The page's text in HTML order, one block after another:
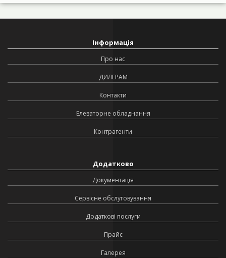
Інформація
Про нас
ДИЛЕРАМ
Контакти
Елеваторне обладнання
Контрагенти
Додатково
Документація
Сервісне обслуговування
Додаткові послуги
Прайс
Галерея